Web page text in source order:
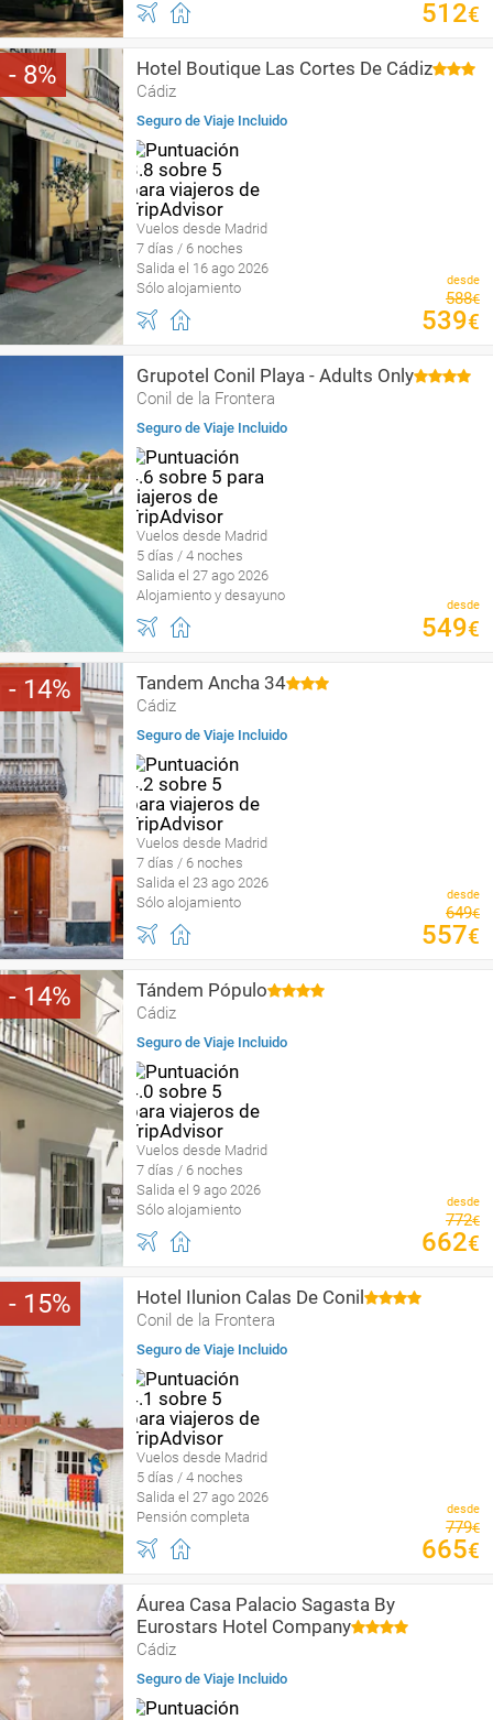
512€
8 Hotel Boutique Las Cortes De Cádiz
Cádiz
Seguro de Viaje Incluido
Vuelos desde Madrid
7 días / 6 noches
Salida el 16 ago 2026
Sólo alojamiento
desde
588€
539€
Grupotel Conil Playa - Adults Only
Conil de la Frontera
Seguro de Viaje Incluido
Vuelos desde Madrid
5 días / 4 noches
Salida el 27 ago 2026
Alojamiento y desayuno
desde
549€
14 Tandem Ancha 34
Cádiz
Seguro de Viaje Incluido
Vuelos desde Madrid
7 días / 6 noches
Salida el 23 ago 2026
Sólo alojamiento
desde
649€
557€
14 Tándem Pópulo
Cádiz
Seguro de Viaje Incluido
Vuelos desde Madrid
7 días / 6 noches
Salida el 9 ago 2026
Sólo alojamiento
desde
772€
662€
15 Hotel Ilunion Calas De Conil
Conil de la Frontera
Seguro de Viaje Incluido
Vuelos desde Madrid
5 días / 4 noches
Salida el 27 ago 2026
Pensión completa
desde
779€
665€
Áurea Casa Palacio Sagasta By
Eurostars Hotel Company
Cádiz
Seguro de Viaje Incluido